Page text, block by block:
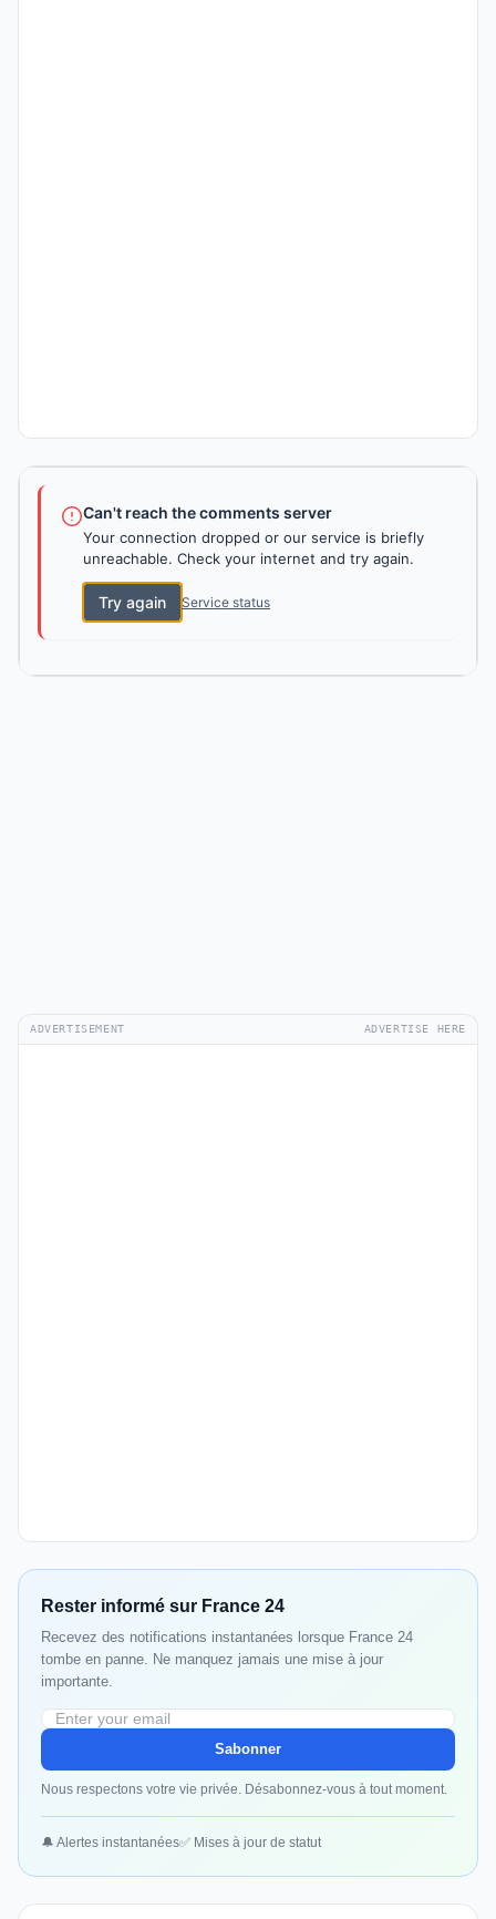
Can't reach the comments server
Your connection dropped or our service is briefly
unreachable. Check your internet and try again.
Try again Service status
ADVERTISEMENT ADVERTISE HERE
Rester informé sur France 24
Recevez des notifications instantanées lorsque France 24
tombe en panne. Ne manquez jamais une mise à jour
importante.
Sabonner
Nous respectons votre vie privée. Désabonnez-vous à tout moment.
🔔 Alertes instantanées✅ Mises à jour de statut